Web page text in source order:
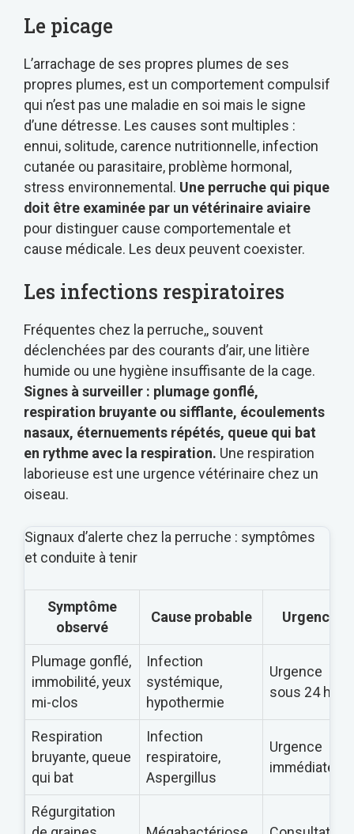
Le picage
L’arrachage de ses propres plumes de ses
propres plumes, est un comportement compulsif
qui n’est pas une maladie en soi mais le signe
d’une détresse. Les causes sont multiples :
ennui, solitude, carence nutritionnelle, infection
cutanée ou parasitaire, problème hormonal,
stress environnemental. Une perruche qui pique
doit être examinée par un vétérinaire aviaire
pour distinguer cause comportementale et
cause médicale. Les deux peuvent coexister.
Les infections respiratoires
Fréquentes chez la perruche,, souvent
déclenchées par des courants d’air, une litière
humide ou une hygiène insuffisante de la cage.
Signes à surveiller : plumage gonflé,
respiration bruyante ou sifflante, écoulements
nasaux, éternuements répétés, queue qui bat
en rythme avec la respiration. Une respiration
laborieuse est une urgence vétérinaire chez un
oiseau.
Signaux d’alerte chez la perruche : symptômes
et conduite à tenir
Symptôme
observé
Cause probable Urgence
Plumage gonflé,
immobilité, yeux
mi-clos
Infection
systémique,
hypothermie
Urgence
sous 24 h
Respiration
bruyante, queue
qui bat
Infection
respiratoire,
Aspergillus
Urgence
immédiate
Régurgitation